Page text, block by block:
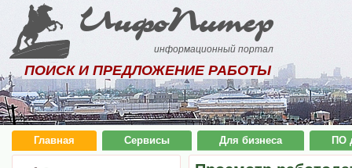
ИнфоПитер
информационный портал
ПОИСК И ПРЕДЛОЖЕНИЕ РАБОТЫ
Главная Сервисы Для бизнеса ПО